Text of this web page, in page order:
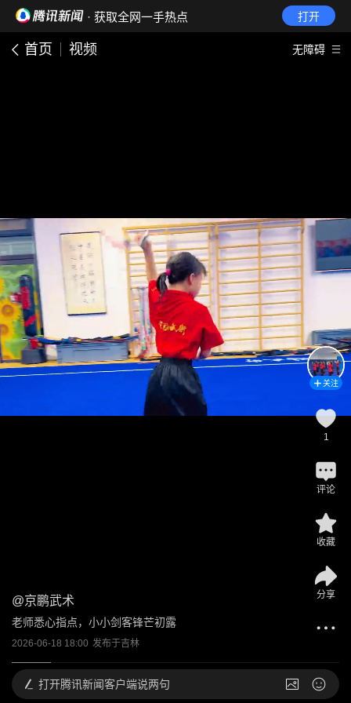
· 获取全网一手热点 打开
首页 视频 无障碍
@京鹏武术
老师悉心指点，小小剑客锋芒初露
2026-06-18 18:00 发布于吉林
关注
1
评论
收藏
分享
打开腾讯新闻客户端说两句